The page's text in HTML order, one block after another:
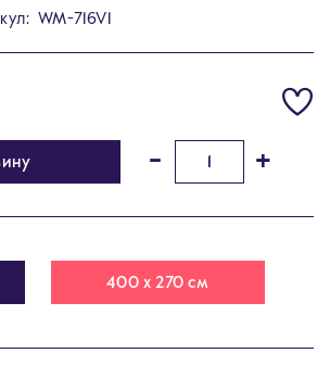
WM-716V1
- +
400 х 270 см